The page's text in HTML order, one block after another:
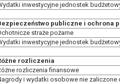
inwestycyjne jednostek
publiczne i ochrona
straże pożarne
inwestycyjne jednostek
rozliczenia
rozliczenia finansowe
i wydatki osobowe nie zaliczone